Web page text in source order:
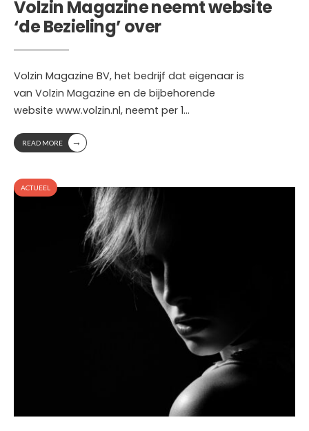
Volzin Magazine neemt website
‘de Bezieling’ over
Volzin Magazine BV, het bedrijf dat eigenaar is
van Volzin Magazine en de bijbehorende
website www.volzin.nl, neemt per 1...
READ MORE →
ACTUEEL